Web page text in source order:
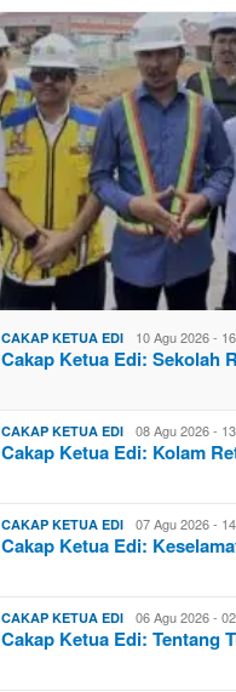
CAKAP KETUA EDI 10 Agu 2026 -
Cakap Ketua Edi: Sekolah
CAKAP KETUA EDI 08 Agu 2026 -
Cakap Ketua Edi: Kolam
CAKAP KETUA EDI 07 Agu 2026 -
Cakap Ketua Edi:
CAKAP KETUA EDI 06 Agu 2026 -
Cakap Ketua Edi: Tentang